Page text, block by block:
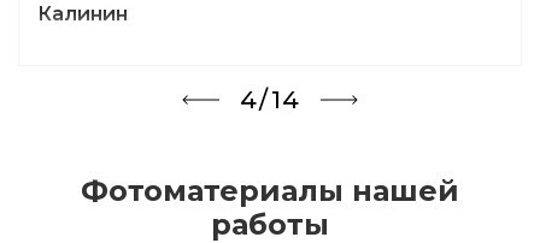
5/14
экологом-экспертом Иваном Калининым
Фотоматериалы нашей
работы